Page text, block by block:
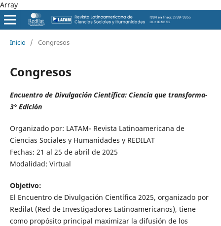
Array
Inicio / Congresos
Congresos
Encuentro de Divulgación Científica: Ciencia que transforma-
3° Edición
Organizado por: LATAM- Revista Latinoamericana de
Ciencias Sociales y Humanidades y REDILAT
Fechas: 21 al 25 de abril de 2025
Modalidad: Virtual
Objetivo:
El Encuentro de Divulgación Científica 2025, organizado por
Redilat (Red de Investigadores Latinoamericanos), tiene
como propósito principal maximizar la difusión de los